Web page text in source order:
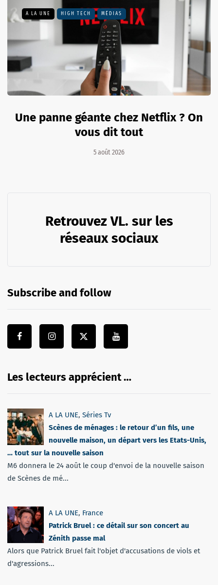
A LA UNE HIGH TECH MÉDIAS
Une panne géante chez Netflix ? On
vous dit tout
5 août 2026
Retrouvez VL. sur les
réseaux sociaux
Subscribe and follow
Les lecteurs apprécient …
A LA UNE, Séries Tv
Scènes de ménages : le retour d’un fils, une
nouvelle maison, un départ vers les Etats-Unis,
… tout sur la nouvelle saison
M6 donnera le 24 août le coup d'envoi de la nouvelle saison
de Scènes de mé...
A LA UNE, France
Patrick Bruel : ce détail sur son concert au
Zénith passe mal
Alors que Patrick Bruel fait l'objet d'accusations de viols et
d'agressions...